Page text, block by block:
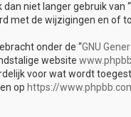
niet langer gebruik van
met de wijzigingen en of
onder de “GNU
website
voor wat wordt
op https://